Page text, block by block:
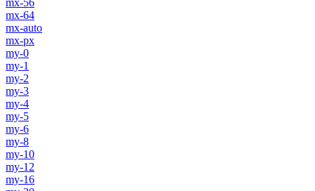
mx-64
mx-auto
mx-px
my-0
my-1
my-2
my-3
my-4
my-5
my-6
my-8
my-10
my-12
my-16